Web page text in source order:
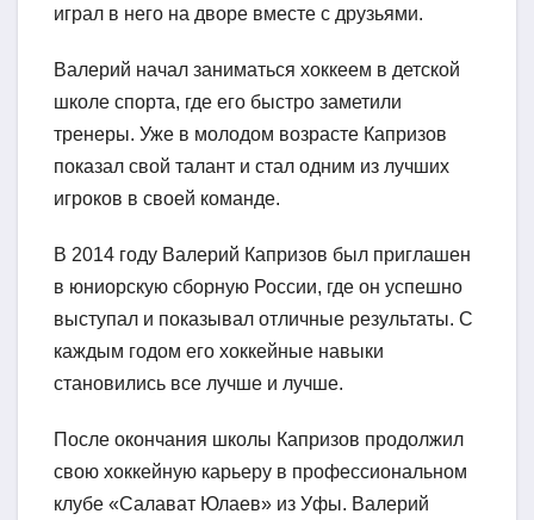
играл в него на дворе вместе с друзьями.
Валерий начал заниматься хоккеем в детской
школе спорта, где его быстро заметили
тренеры. Уже в молодом возрасте Капризов
показал свой талант и стал одним из лучших
игроков в своей команде.
В 2014 году Валерий Капризов был приглашен
в юниорскую сборную России, где он успешно
выступал и показывал отличные результаты. С
каждым годом его хоккейные навыки
становились все лучше и лучше.
После окончания школы Капризов продолжил
свою хоккейную карьеру в профессиональном
клубе «Салават Юлаев» из Уфы. Валерий